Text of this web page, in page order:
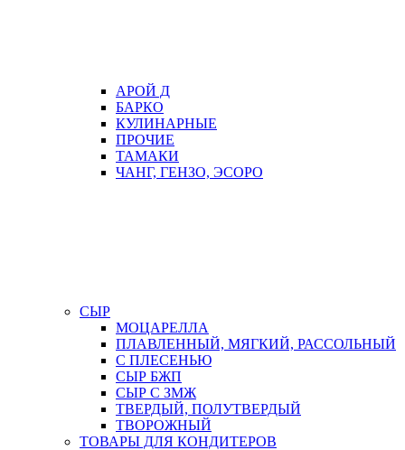
АРОЙ Д
БАРКО
КУЛИНАРНЫЕ
ПРОЧИЕ
ТАМАКИ
ЧАНГ, ГЕНЗО, ЭСОРО
СЫР
МОЦАРЕЛЛА
ПЛАВЛЕННЫЙ, МЯГКИЙ, РАССОЛЬНЫЙ
С ПЛЕСЕНЬЮ
СЫР БЖП
СЫР С ЗМЖ
ТВЕРДЫЙ, ПОЛУТВЕРДЫЙ
ТВОРОЖНЫЙ
ТОВАРЫ ДЛЯ КОНДИТЕРОВ